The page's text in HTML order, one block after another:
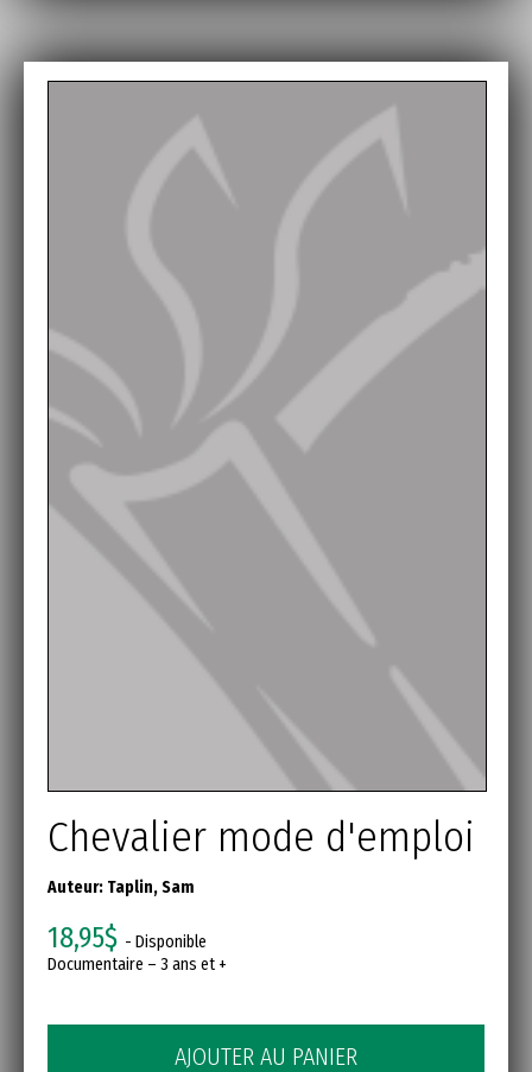
Chevalier mode d'emploi
Auteur: Taplin, Sam
18,95$ - Disponible
Documentaire – 3 ans et +
AJOUTER AU PANIER